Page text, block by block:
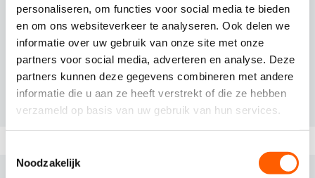
personaliseren, om functies voor social media te bieden
en om ons websiteverkeer te analyseren. Ook delen we
informatie over uw gebruik van onze site met onze
partners voor social media, adverteren en analyse. Deze
partners kunnen deze gegevens combineren met andere
informatie die u aan ze heeft verstrekt of die ze hebben
verzameld op basis van uw gebruik van hun services.
Noodzakelijk
Solliciteren
BINNEN 3 STAPPEN EEN